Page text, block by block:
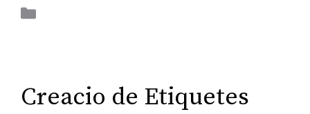
Creacio de Etiquetes